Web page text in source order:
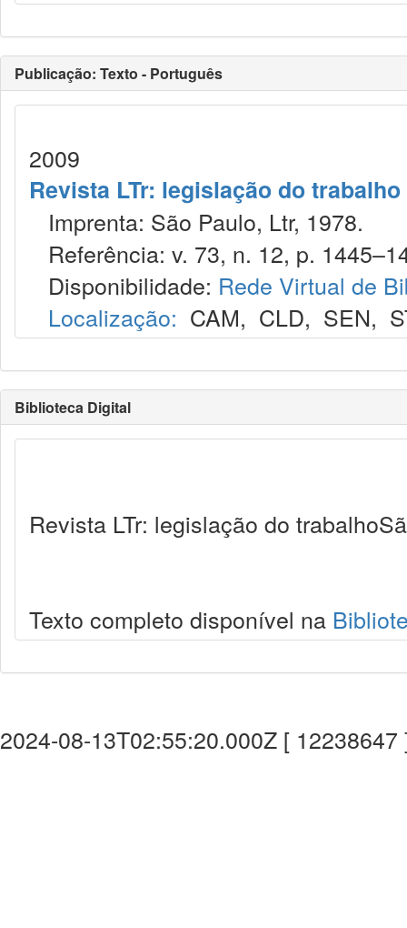
Publicação: Texto - Português
2009
Revista LTr: legislação do trabalho
Imprenta: São Paulo, Ltr, 1978.
Referência: v. 73, n. 12, p.
Disponibilidade: Rede Virtual de
Localização: CAM, CLD, SEN,
Biblioteca Digital
Revista LTr: legislação do
Texto completo disponível na
2024-08-13T02:55:20.000Z [ 12238647